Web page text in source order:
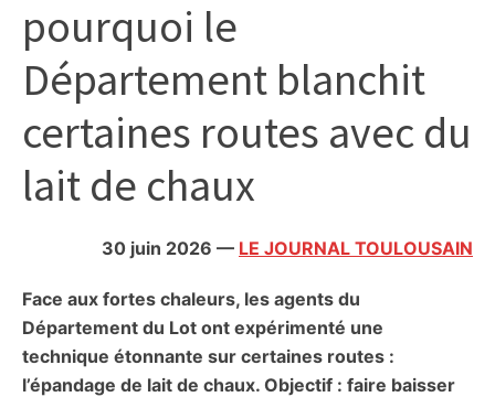
météo,
divers
initiatives
citoyennes
pourquoi le
Département blanchit
certaines routes avec du
lait de chaux
30 juin 2026 — LE JOURNAL TOULOUSAIN
Face aux fortes chaleurs, les agents du
Département du Lot ont expérimenté une
technique étonnante sur certaines routes :
l’épandage de lait de chaux. Objectif : faire baisser